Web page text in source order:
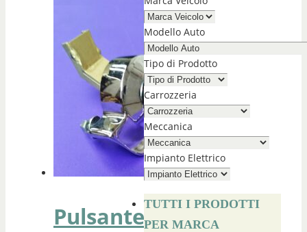
Pulsante
Modello Auto
Tipo di Prodotto
Carrozzeria
Meccanica
Impianto Elettrico
TUTTI I PRODOTTI
PER MARCA